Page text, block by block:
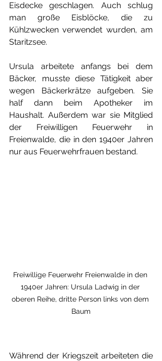
Eisdecke geschlagen. Auch schlug
man große Eisblöcke, die zu
Kühlzwecken verwendet wurden, am
Staritzsee.
Ursula arbeitete anfangs bei dem
Bäcker, musste diese Tätigkeit aber
wegen Bäckerkrätze aufgeben. Sie
half dann beim Apotheker im
Haushalt. Außerdem war sie Mitglied
der Freiwilligen Feuerwehr in
Freienwalde, die in den 1940er Jahren
nur aus Feuerwehrfrauen bestand.
Freiwillige Feuerwehr Freienwalde in den
1940er Jahren: Ursula Ladwig in der
oberen Reihe, dritte Person links von dem
Baum
Während der Kriegszeit arbeiteten die